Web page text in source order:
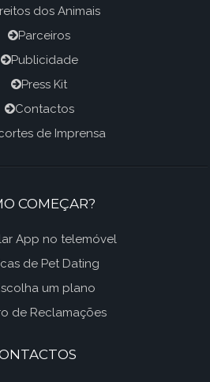
dos Animais
Parceiros
Publicidade
Press Kit
Contactos
de Imprensa
COMEÇAR?
App no telemóvel
de Pet Dating
um plano
de Reclamações